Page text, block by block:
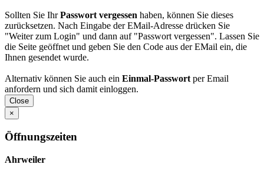
Sollten Sie IhrPasswort vergessen haben, können Sie dieses
zurück­setzen. Nach Eingabe der EMail-Adresse drücken Sie
"Weiter zum Login" und dann auf "Passwort vergessen". Lassen Sie
die Seite geöffnet und geben Sie den Code aus der EMail ein, die
Ihnen gesendet wurde.
Alternativ können Sie auch ein Einmal-Passwort per Email
anfordern und sich damit einloggen.
Close
×
Öffnungszeiten
Ahrweiler